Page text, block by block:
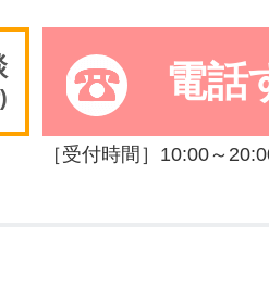
電話
［受付時間］10:00～